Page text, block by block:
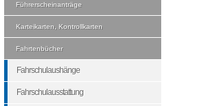
Führerscheinanträge
Karteikarten, Kontrollkarten
Fahrtenbücher
Fahrschulaushänge
Fahrschulausstattung